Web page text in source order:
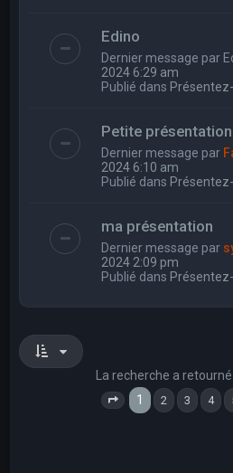
Edino
Dernier message par
2024 6:29 am
Publié dans
Petite présentation
Dernier message par
2024 6:10 am
Publié dans
ma présentation
Dernier message par
2024 2:09 pm
Publié dans
La recherche a
Page 1 sur
1 2 3 4